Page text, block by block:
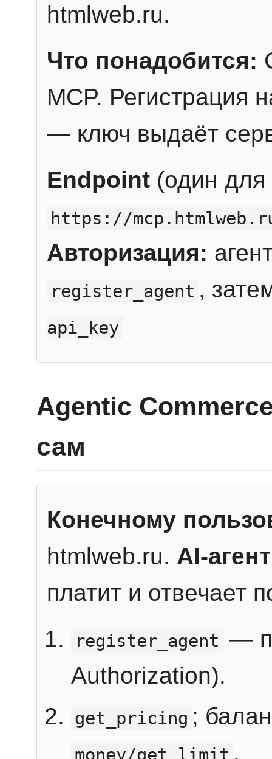
htmlweb.ru.
Что понадобится:
MCP. Регистрация
— ключ выдаёт
Endpoint (один для
https://
Авторизация:
register_agent ,
api_key
Agentic
сам
Конечному
htmlweb.ru. AI-агент
платит и отвечает
register_agent —
Authorization).
get_pricing ;
.